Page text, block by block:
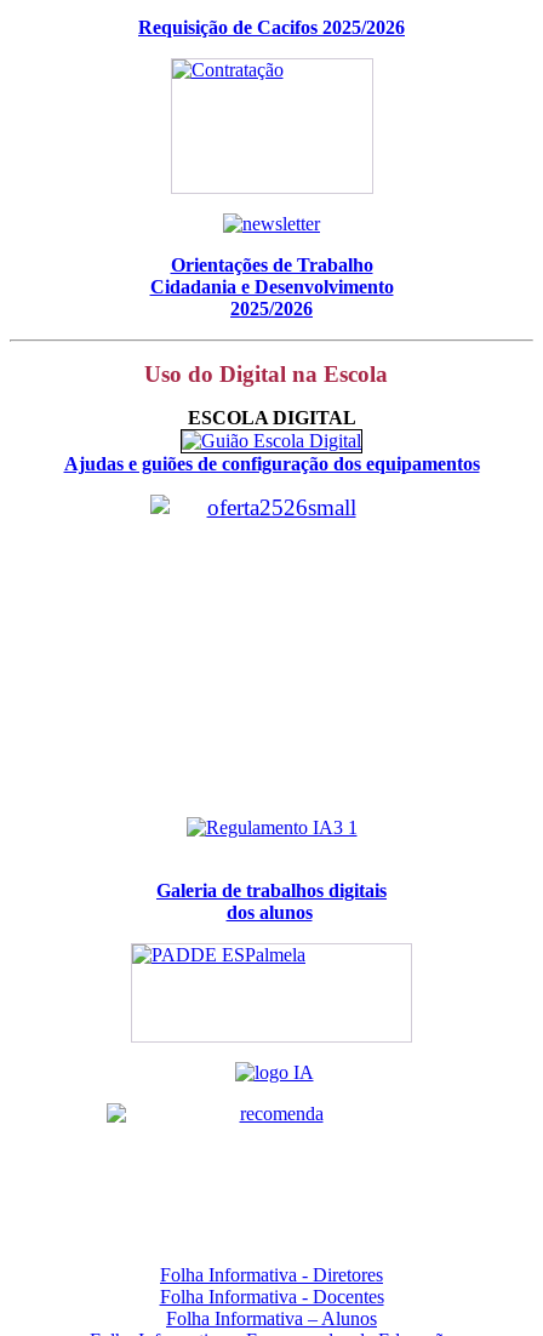
Requisição de Cacifos 2025/2026
Orientações de Trabalho
Cidadania e Desenvolvimento
2025/2026
Uso do Digital na Escola
ESCOLA DIGITAL
Ajudas e guiões de configuração dos equipamentos
Galeria de trabalhos digitais
dos alunos
Folha Informativa - Diretores
Folha Informativa - Docentes
Folha Informativa – Alunos